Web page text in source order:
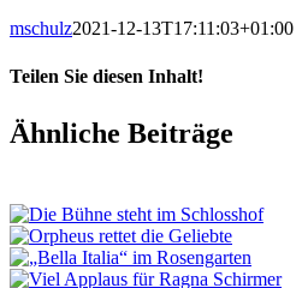
mschulz2021-12-13T17:11:03+01:00
Teilen Sie diesen Inhalt!
Facebook
X
LinkedIn
E-
Mail
Ähnliche Beiträge